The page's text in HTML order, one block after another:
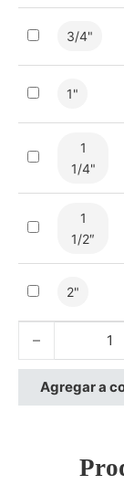
3/4"
1"
1
1/4"
1
1/2″
2"
Agregar a